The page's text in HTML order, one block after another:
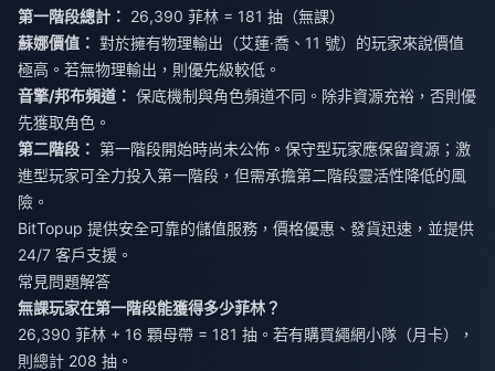
第一階段總計： 26,390 菲林 = 181 抽（無課）
蘇娜價值： 對於擁有物理輸出（艾蓮·喬、11 號）的玩家來說價值
極高。若無物理輸出，則優先級較低。
音擎/邦布頻道： 保底機制與角色頻道不同。除非資源充裕，否則優
先獲取角色。
第二階段： 第一階段開始時尚未公佈。保守型玩家應保留資源；激
進型玩家可全力投入第一階段，但需承擔第二階段靈活性降低的風
險。
BitTopup 提供安全可靠的儲值服務，價格優惠、發貨迅速，並提供
24/7 客戶支援。
常見問題解答
無課玩家在第一階段能獲得多少菲林？
26,390 菲林 + 16 顆母帶 = 181 抽。若有購買繩網小隊（月卡），
則總計 208 抽。